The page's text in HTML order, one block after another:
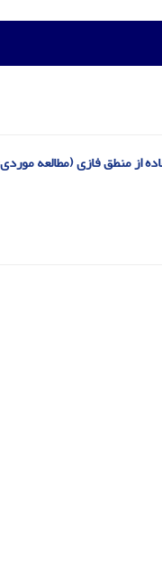
از منطق فازی (مطالعه